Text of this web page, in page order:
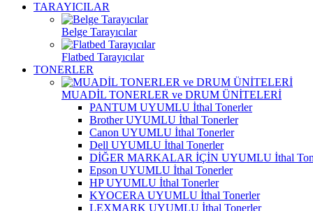
TARAYICILAR
Belge Tarayıcılar
Flatbed Tarayıcılar
TONERLER
MUADİL TONERLER ve DRUM ÜNİTELERİ
PANTUM UYUMLU İthal Tonerler
Brother UYUMLU İthal Tonerler
Canon UYUMLU İthal Tonerler
Dell UYUMLU İthal Tonerler
DİĞER MARKALAR İÇİN UYUMLU İthal
Epson UYUMLU İthal Tonerler
HP UYUMLU İthal Tonerler
KYOCERA UYUMLU İthal Tonerler
LEXMARK UYUMLU İthal Tonerler